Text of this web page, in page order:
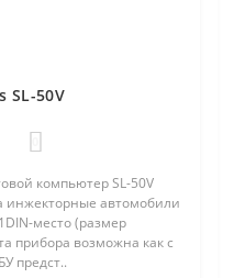
SL-50V
компьютер SL-50V
инжекторные автомобили
место (размер
прибора возможна как с
предст..